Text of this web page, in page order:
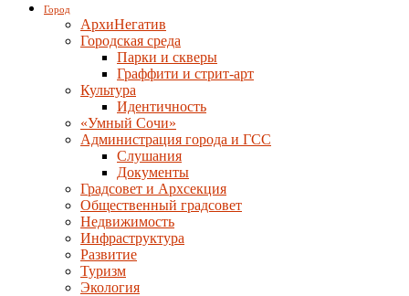
Город
АрхиНегатив
Городская среда
Парки и скверы
Граффити и стрит-арт
Культура
Идентичность
«Умный Сочи»
Администрация города и ГСС
Слушания
Документы
Градсовет и Архсекция
Общественный градсовет
Недвижимость
Инфраструктура
Развитие
Туризм
Экология